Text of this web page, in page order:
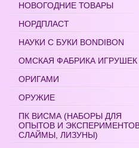
НОВОГОДНИЕ ТОВАРЫ
НОРДПЛАСТ
НАУКИ С БУКИ BONDIBON
ОМСКАЯ ФАБРИКА ИГРУШЕК
ОРИГАМИ
ОРУЖИЕ
ПК ВИСМА (НАБОРЫ ДЛЯ
ОПЫТОВ И
СЛАЙМЫ, ЛИЗУНЫ)